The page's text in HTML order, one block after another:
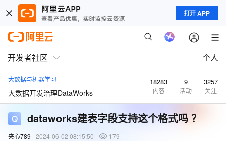
打开 APP
开发者社区 个人
大数据与机器学习
大数据开发治理DataWorks
18283
内容
9
活动
3257
关注
dataworks建表字段支持这个格式吗 ？
夹心789 2024-06-02 08:15:50
179